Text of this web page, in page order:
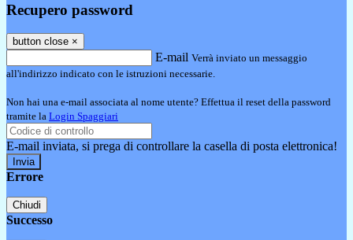
Recupero password
button close ×
E-mail Verrà inviato un messaggio
all'indirizzo indicato con le istruzioni necessarie.
Non hai una e-mail associata al nome utente? Effettua il reset della password
tramite la Login Spaggiari
E-mail inviata, si prega di controllare la casella di posta elettronica!
Errore
Chiudi
Successo